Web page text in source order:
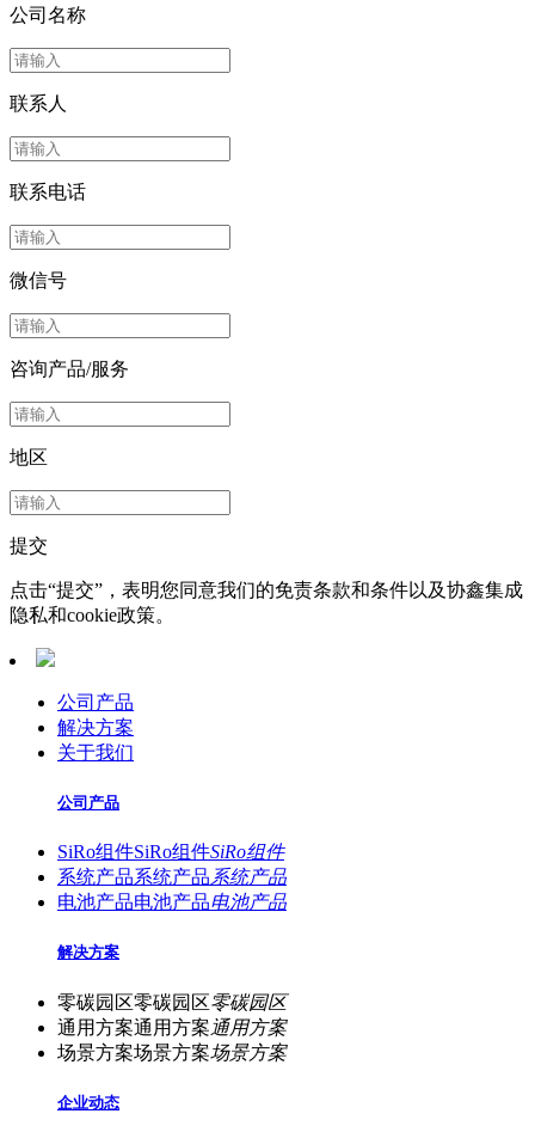
公司名称
联系人
联系电话
微信号
咨询产品/服务
地区
提交
点击“提交”，表明您同意我们的免责条款和条件以及协鑫集成
隐私和cookie政策。
公司产品
解决方案
关于我们
公司产品
SiRo组件SiRo组件SiRo组件
系统产品系统产品 系统产品
电池产品电池产品电池产品
解决方案
零碳园区零碳园区零碳园区
通用方案通用方案通用方案
场景方案场景方案场景方案
企业动态